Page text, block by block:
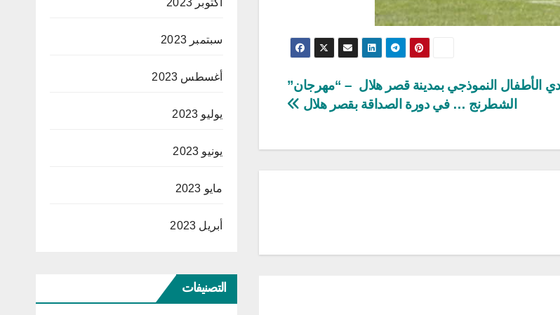
الأطفال النموذجي بمدينة قصر هلال – “مهرجان”
الشطرنج … في دورة الصداقة بقصر هلال
أكتوبر 2023
سبتمبر 2023
أغسطس 2023
يوليو 2023
يونيو 2023
مايو 2023
أبريل 2023
التصنيفات